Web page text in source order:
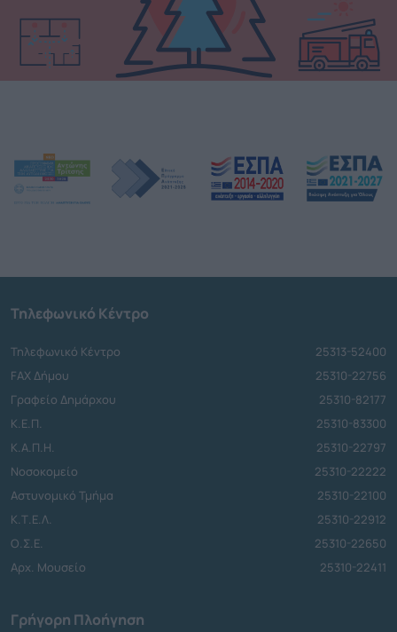
Τηλεφωνικό Κέντρο
Τηλεφωνικό Κέντρο
25313-52400
FAX Δήμου
25310-22756
Γραφείο Δημάρχου
25310-82177
Κ.Ε.Π.
25310-83300
Κ.Α.Π.Η.
25310-22797
Νοσοκομείο
25310-22222
Αστυνομικό Τμήμα
25310-22100
Κ.Τ.Ε.Λ.
25310-22912
Ο.Σ.Ε.
25310-22650
Αρχ. Μουσείο
25310-22411
Γρήγορη Πλοήγηση